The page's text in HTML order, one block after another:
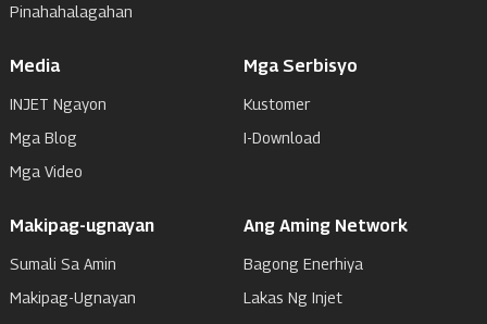
Pinahahalagahan
Media
INJET Ngayon
Mga Blog
Mga Video
Mga Serbisyo
Kustomer
I-Download
Makipag-ugnayan
Sumali Sa Amin
Makipag-Ugnayan
Ang Aming Network
Bagong Enerhiya
Lakas Ng Injet